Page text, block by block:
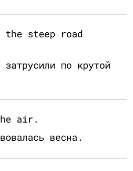
the steep road
по крутой
air.
весна.